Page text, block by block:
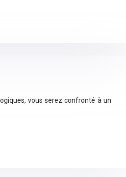
vous serez confronté à un